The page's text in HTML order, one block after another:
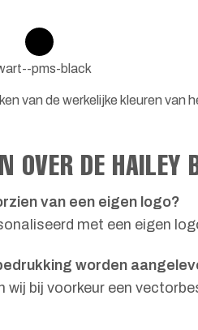
pms-black
van de werkelijke kleuren van
OVER DE HAILEY
van een eigen logo?
met een eigen
worden
wij bij voorkeur een